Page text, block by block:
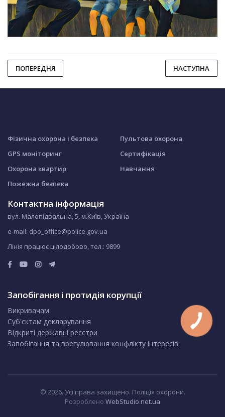
ПОПЕРЕДНЯ НАСТУПНА
Фізична охорона і безпека
GPS моніторинг
Охорона квартир
Пожежна безпека
Пультова охорона
Сертифікація
Навчання
Контактна інформація
вул. Малопідвальна, 5, м.Київ, Україна
e-mail: dpo_office@police.gov.ua
Лінія працює цілодобово, тел.: 9899
Запобігання і протидія корупції
Викривачам
Суб'єктам декларування
Відкриті державні реєстри
Запобігання та врегулювання конфлікту інтересів
© 2026. Усі права захищено. Поліція охорони.
Розроблено WebStudio.net.ua